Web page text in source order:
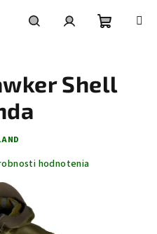
košík
Shell
hodnotenia